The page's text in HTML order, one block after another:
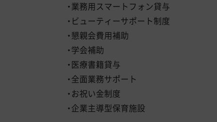
・業務用スマートフォン貸与
・ビューティーサポート制度
・懇親会費用補助
・学会補助
・医療書籍貸与
・全面業務サポート
・お祝い金制度
・企業主導型保育施設